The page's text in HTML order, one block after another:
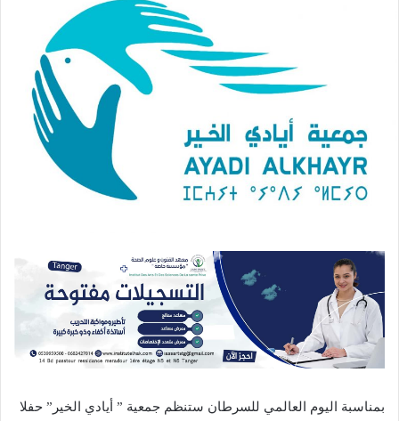
بمناسبة اليوم العالمي للسرطان ستنظم جمعية ” أيادي الخير” حفلا